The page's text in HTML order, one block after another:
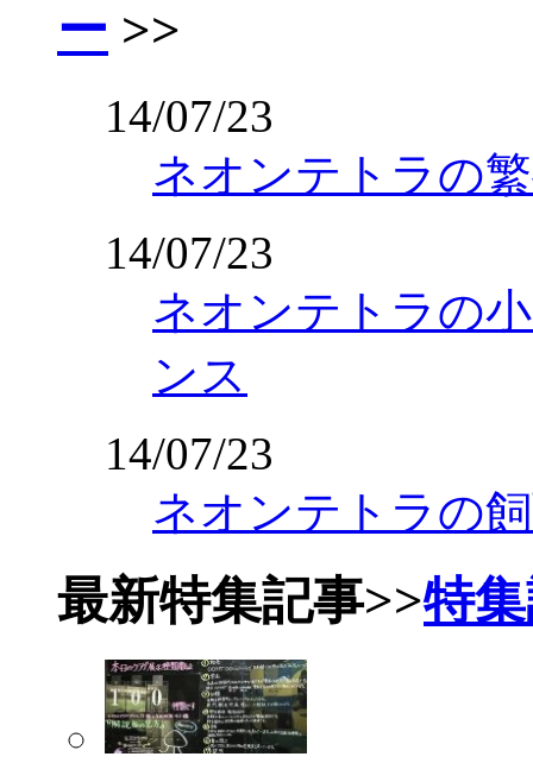
ー >>
14/07/23
ネオンテトラの
14/07/23
ネオンテトラの
ンス
14/07/23
ネオンテトラの
最新特集記事>>特